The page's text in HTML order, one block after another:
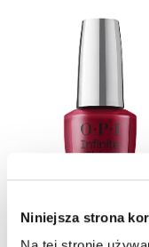
Niniejsza strona